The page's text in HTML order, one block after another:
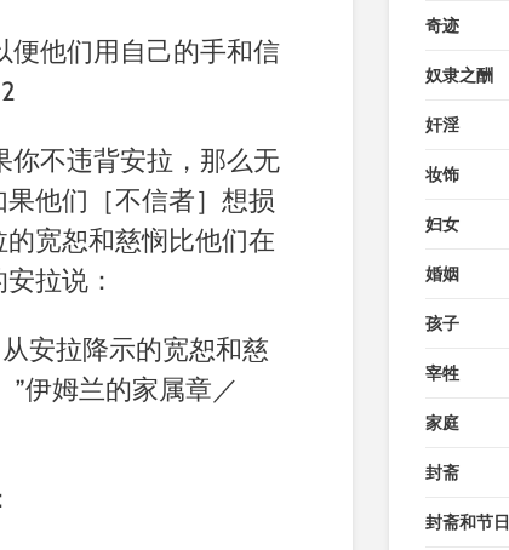
便他们用自己的手和信
你不违背安拉，那么无
他们［不信者］想损
宽恕和慈悯比他们在
拉说：
安拉降示的宽恕和慈
”伊姆兰的家属章／
奇迹
奴隶之酬
奸淫
妆饰
妇女
婚姻
孩子
宰牲
家庭
封斋
封斋和节日